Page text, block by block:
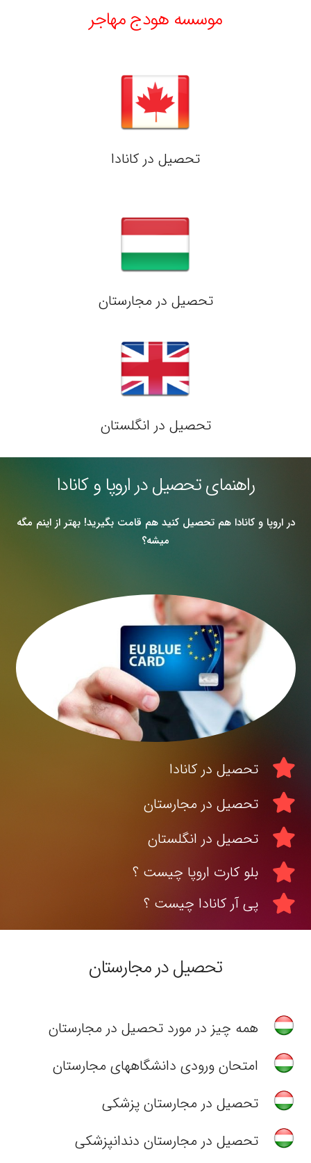
موسسه هودج مهاجر
تحصیل در کانادا
تحصیل در مجارستان
تحصیل در انگلستان
راهنمای تحصیل در اروپا و کانادا
در اروپا و کانادا هم تحصیل کنید هم قامت بگیرید! بهتر از اینم مگه
میشه؟
تحصیل در کانادا
تحصیل در مجارستان
تحصیل در انگلستان
بلو کارت اروپا چیست ؟
پی آر کانادا چیست ؟
تحصیل در مجارستان
همه چیز در مورد تحصیل در مجارستان
امتحان ورودی دانشگاههای مجارستان
تحصیل در مجارستان پزشکی
تحصیل در مجارستان دندانپزشکی